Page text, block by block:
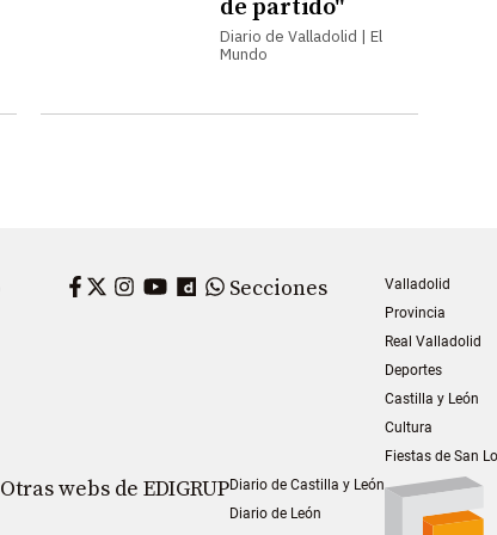
de partido"
Diario de Valladolid | El
Mundo
Facebook
Twitter
Instagram
YouTube
Dailymotion
WhatsApp
Secciones
Valladolid
Provincia
Real Valladolid
Deportes
Castilla y León
Cultura
Fiestas de San
Otras webs de EDIGRUPDiario de Castilla y León
Diario de León